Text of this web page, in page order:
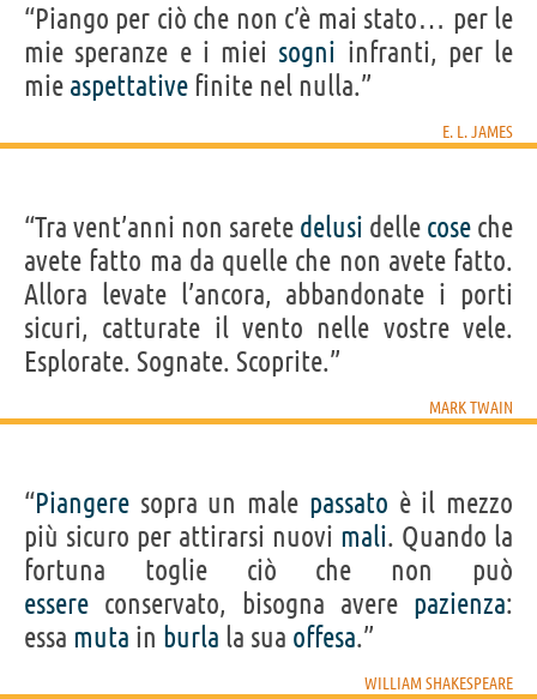
“Piango per ciò che non c’è mai stato… per le
mie speranze e i miei sogni infranti, per le
mie aspettative finite nel nulla.”
E. L. JAMES
“Tra vent’anni non sarete delusi delle cose che
avete fatto ma da quelle che non avete fatto.
Allora levate l’ancora, abbandonate i porti
sicuri, catturate il vento nelle vostre vele.
Esplorate. Sognate. Scoprite.”
MARK TWAIN
“Piangere sopra un male passato è il mezzo
più sicuro per attirarsi nuovi mali. Quando la
fortuna toglie ciò che non può
essere conservato, bisogna avere pazienza:
essa muta in burla la sua offesa.”
WILLIAM SHAKESPEARE